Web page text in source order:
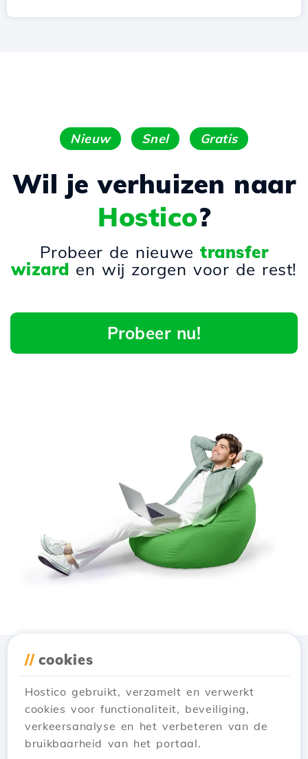
Nieuw Snel Gratis
Wil je verhuizen naar
Hostico?
Probeer de nieuwetransfer
wizard en wij zorgen voor de rest!
Probeer nu!
// cookies
Hostico gebruikt, verzamelt en verwerkt
cookies voor functionaliteit, beveiliging,
verkeersanalyse en het verbeteren van de
bruikbaarheid van het portaal.
Download de app